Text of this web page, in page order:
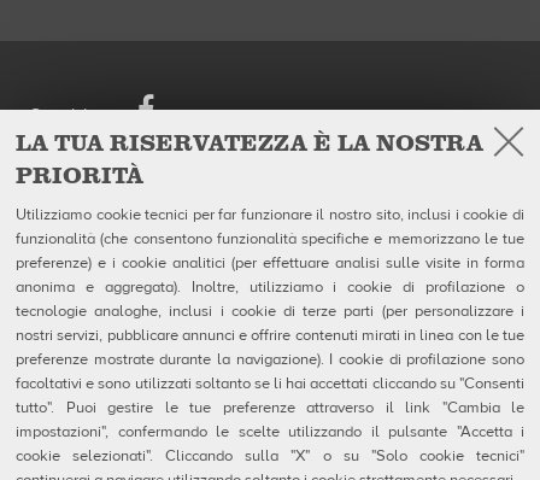
LA TUA RISERVATEZZA È LA NOSTRA
PRIORITÀ
Utilizziamo cookie tecnici per far funzionare il nostro sito, inclusi i cookie di
funzionalità (che consentono funzionalità specifiche e memorizzano le tue
preferenze) e i cookie analitici (per effettuare analisi sulle visite in forma
anonima e aggregata). Inoltre, utilizziamo i cookie di profilazione o
tecnologie analoghe, inclusi i cookie di terze parti (per personalizzare i
nostri servizi, pubblicare annunci e offrire contenuti mirati in linea con le tue
preferenze mostrate durante la navigazione). I cookie di profilazione sono
facoltativi e sono utilizzati soltanto se li hai accettati cliccando su "Consenti
tutto". Puoi gestire le tue preferenze attraverso il link "Cambia le
impostazioni", confermando le scelte utilizzando il pulsante "Accetta i
cookie selezionati". Cliccando sulla "X" o su "Solo cookie tecnici"
European Headquarters
Via della Croce Coperta, 15
40128 Bologna - Italy
Tel. +39.0514192611
Fax +39.0514192602
P.I. IT04320910377
Galleria
Notizie
Contatti
MSDS Forms
Privacy e Note Legali
Uso dei Cookie
Configurazione Cookie
Segnalazioni Whistleblowing
Seguici su
Facebook